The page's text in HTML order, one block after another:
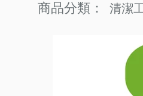
商品分類： 清潔